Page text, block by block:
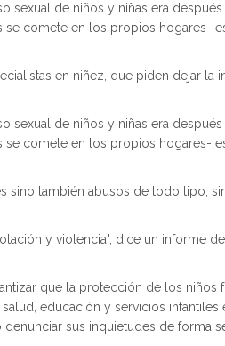
sexual de niños y niñas era
se comete en los propios hogares-
en niñez, que piden dejar la
sexual de niños y niñas era
se comete en los propios hogares-
sino también abusos de todo tipo,
y violencia", dice un informe de
que la protección de los niños
educación y servicios infantiles
sus inquietudes de forma